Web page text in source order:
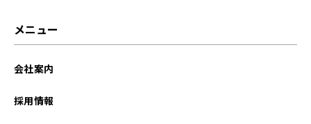
メニュー
会社案内
採用情報